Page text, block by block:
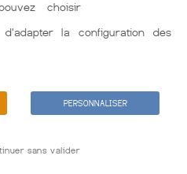
choisir
la configuration des
PERSONNALISER
sans valider